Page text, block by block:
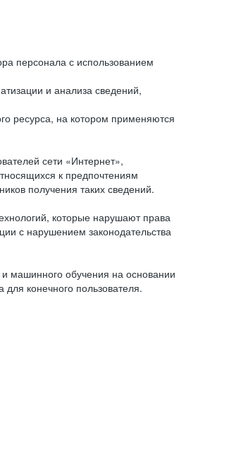
персонала с использованием
и анализа сведений,
ресурса, на котором применяются
сети «Интернет»,
к предпочтениям
получения таких сведений.
которые нарушают права
с нарушением законодательства
машинного обучения на основании
конечного пользователя.